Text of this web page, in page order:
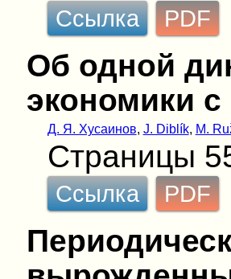
Ссылка PDF
Об одной
экономики
Д. Я. Хусаинов, J. Diblík, M.
Страницы
Ссылка PDF